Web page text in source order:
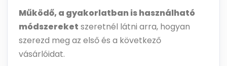
Működő, a gyakorlatban is használható
módszereket szeretnél látni arra, hogyan
szerezd meg az első és a következő
vásárlóidat.